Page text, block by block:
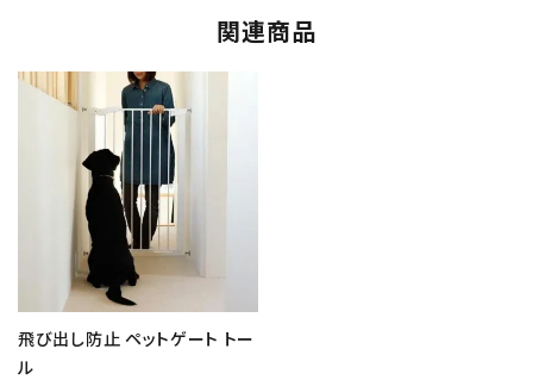
関連商品
飛び出し防止 ペットゲート トー
ル